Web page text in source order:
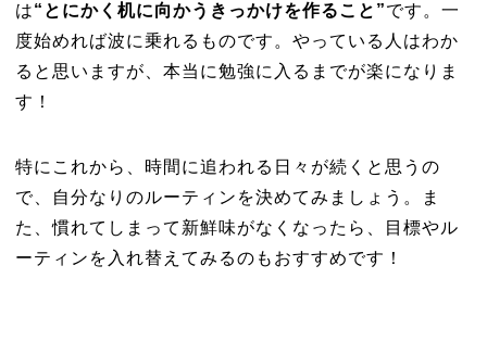
は“とにかく机に向かうきっかけを作ること”です。一
度始めれば波に乗れるものです。やっている人はわか
ると思いますが、本当に勉強に入るまでが楽になりま
す！
特にこれから、時間に追われる日々が続くと思うの
で、自分なりのルーティンを決めてみましょう。ま
た、慣れてしまって新鮮味がなくなったら、目標やル
ーティンを入れ替えてみるのもおすすめです！